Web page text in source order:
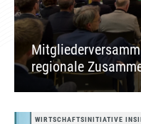
regionale
WIRTSCHAFTSINITIATIVE